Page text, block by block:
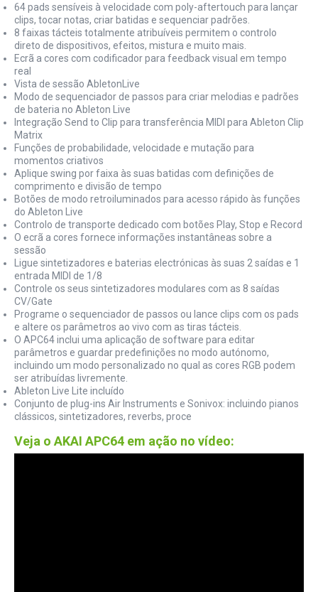
64 pads sensíveis à velocidade com poly-aftertouch para lançar
clips, tocar notas, criar batidas e sequenciar padrões.
8 faixas tácteis totalmente atribuíveis permitem o controlo
direto de dispositivos, efeitos, mistura e muito mais.
Ecrã a cores com codificador para feedback visual em tempo
real
Vista de sessão AbletonLive
Modo de sequenciador de passos para criar melodias e padrões
de bateria no Ableton Live
Integração Send to Clip para transferência MIDI para Ableton Clip
Matrix
Funções de probabilidade, velocidade e mutação para
momentos criativos
Aplique swing por faixa às suas batidas com definições de
comprimento e divisão de tempo
Botões de modo retroiluminados para acesso rápido às funções
do Ableton Live
Controlo de transporte dedicado com botões Play, Stop e Record
O ecrã a cores fornece informações instantâneas sobre a
sessão
Ligue sintetizadores e baterias electrónicas às suas 2 saídas e 1
entrada MIDI de 1/8
Controle os seus sintetizadores modulares com as 8 saídas
CV/Gate
Programe o sequenciador de passos ou lance clips com os pads
e altere os parâmetros ao vivo com as tiras tácteis.
O APC64 inclui uma aplicação de software para editar
parâmetros e guardar predefinições no modo autónomo,
incluindo um modo personalizado no qual as cores RGB podem
ser atribuídas livremente.
Ableton Live Lite incluído
Conjunto de plug-ins Air Instruments e Sonivox: incluindo pianos
clássicos, sintetizadores, reverbs, proce
Veja o AKAI APC64 em ação no vídeo: